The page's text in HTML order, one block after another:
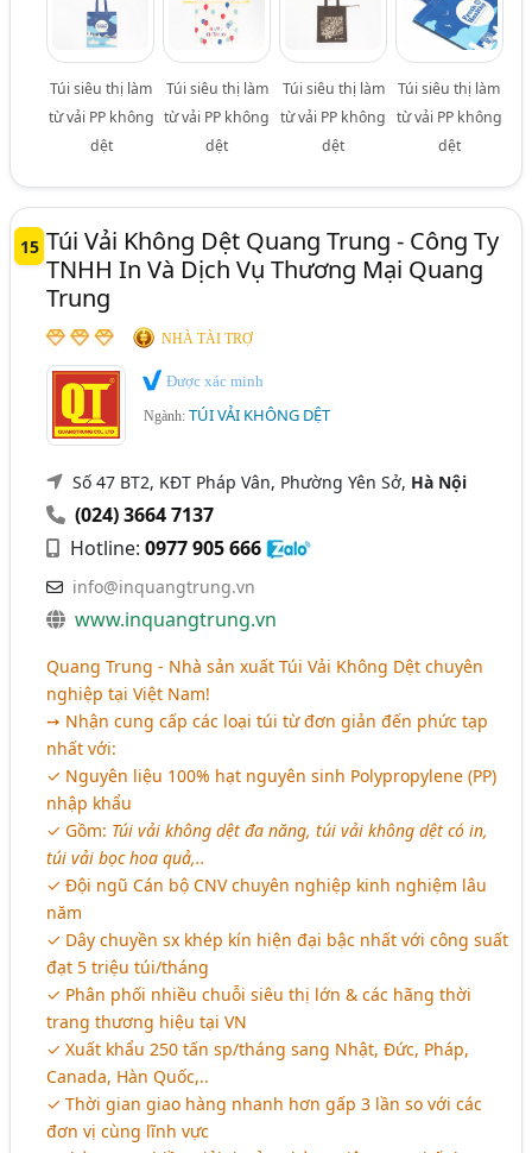
Túi siêu thị làm
từ vải PP không
dệt
Túi siêu thị làm
từ vải PP không
dệt
Túi siêu thị làm
từ vải PP không
dệt
Túi siêu thị làm
từ vải PP không
dệt
15 Túi Vải Không Dệt Quang Trung - Công Ty
TNHH In Và Dịch Vụ Thương Mại Quang
Trung
NHÀ TÀI TRỢ
Được xác minh
Ngành:TÚI VẢI KHÔNG DỆT
Số 47 BT2, KĐT Pháp Vân, Phường Yên Sở, Hà Nội
(024) 3664 7137
Hotline:0977 905 666
info@inquangtrung.vn
www.inquangtrung.vn
Quang Trung - Nhà sản xuất Túi Vải Không Dệt chuyên
nghiệp tại Việt Nam!
➙ Nhận cung cấp các loại túi từ đơn giản đến phức tạp
nhất với:
✓ Nguyên liệu 100% hạt nguyên sinh Polypropylene (PP)
nhập khẩu
✓ Gồm: Túi vải không dệt đa năng, túi vải không dệt có in,
túi vải bọc hoa quả,..
✓ Đội ngũ Cán bộ CNV chuyên nghiệp kinh nghiệm lâu
năm
✓ Dây chuyền sx khép kín hiện đại bậc nhất với công suất
đạt 5 triệu túi/tháng
✓ Phân phối nhiều chuỗi siêu thị lớn & các hãng thời
trang thương hiệu tại VN
✓ Xuất khẩu 250 tấn sp/tháng sang Nhật, Đức, Pháp,
Canada, Hàn Quốc,..
✓ Thời gian giao hàng nhanh hơn gấp 3 lần so với các
đơn vị cùng lĩnh vực